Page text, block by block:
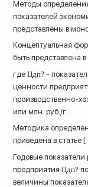
Методы
показателей
представлены в
Концептуальная
быть представлена
гдеЦдп? -
ценности
производственно-
или млн. руб./г.
Методика
приведена в статье [
Годовые
предприятияЦдп?
величины